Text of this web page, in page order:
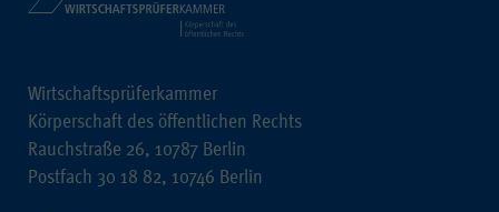
Wirtschaftsprüferkammer
Körperschaft des öffentlichen Rechts
Rauchstraße 26, 10787 Berlin
Postfach 30 18 82, 10746 Berlin